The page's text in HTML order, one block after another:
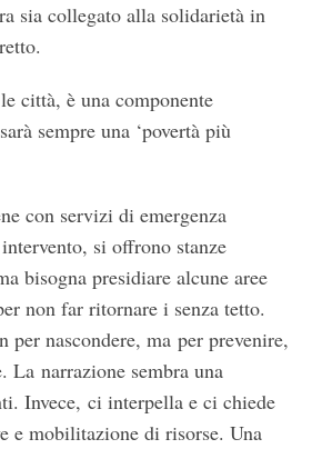
sia collegato alla solidarietà in
città, è una componente
sempre una ‘povertà più
con servizi di emergenza
si offrono stanze
bisogna presidiare alcune aree
non far ritornare i senza tetto.
per nascondere, ma per prevenire,
La narrazione sembra una
Invece, ci interpella e ci chiede
e mobilitazione di risorse. Una